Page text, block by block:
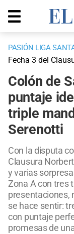
PASIÓN LIGA
Fecha 3 del
Colón de
puntaje
triple
Serenotti
Con la disputa
Clausura
y varias
Zona A con tres
presentaciones,
se hace sentir:
con puntaje
promesas de